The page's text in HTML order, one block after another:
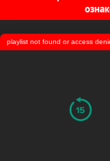
playlist not found or access